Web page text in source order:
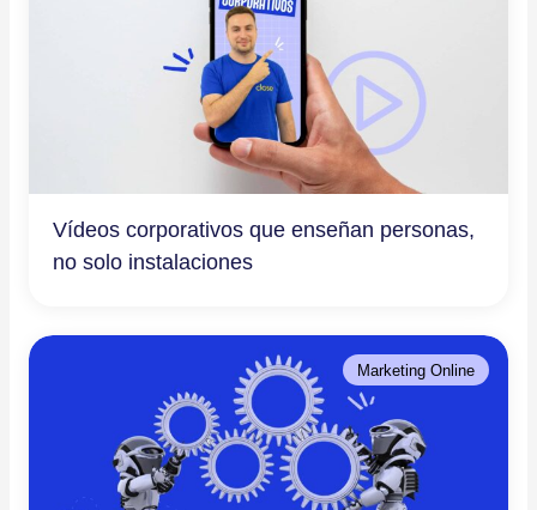
Vídeos corporativos que enseñan personas,
no solo instalaciones
Marketing Online